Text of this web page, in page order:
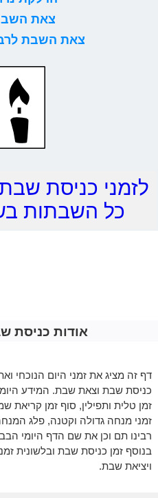
צאת השבת:
צאת השבת
לזמני כניסת
כל השבתות
אודות כניסת
דף זה מציג את זמני היום הנוכחי
כניסת שבת וצאת שבת. המידע
זמן טלית ותפילין, סוף זמן קריאת
זמני מנחה גדולה וקטנה, פלג
רבינו תם וכן את שם הדף היומי
בנוסף זמן כניסת שבת ובלשונית
ויציאת שבת.